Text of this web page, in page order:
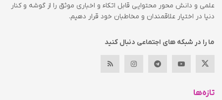
علمی و دانش محور محتوایی قابل اتکاء و اخباری موثق را از گوشه و کنار
دنیا در اختیار علاقمندان و مخاطبان خود قرار دهیم.
ما را در شبکه های اجتماعی دنبال کنید
تازه‌ها